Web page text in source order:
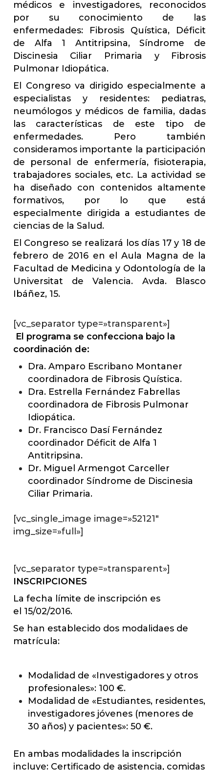
médicos e investigadores, reconocidos
por su conocimiento de las
enfermedades: Fibrosis Quística, Déficit
de Alfa 1 Antitripsina, Síndrome de
Discinesia Ciliar Primaria y Fibrosis
Pulmonar Idiopática.
El Congreso va dirigido especialmente a
especialistas y residentes: pediatras,
neumólogos y médicos de familia, dadas
las características de este tipo de
enfermedades. Pero también
consideramos importante la participación
de personal de enfermería, fisioterapia,
trabajadores sociales, etc. La actividad se
ha diseñado con contenidos altamente
formativos, por lo que está
especialmente dirigida a estudiantes de
ciencias de la Salud.
El Congreso se realizará los días 17 y 18 de
febrero de 2016 en el Aula Magna de la
Facultad de Medicina y Odontología de la
Universitat de Valencia. Avda. Blasco
Ibáñez, 15.
[vc_separator type=»transparent»]
El programa se confecciona bajo la
coordinación de:
Dra. Amparo Escribano Montaner
coordinadora de Fibrosis Quística.
Dra. Estrella Fernández Fabrellas
coordinadora de Fibrosis Pulmonar
Idiopática.
Dr. Francisco Dasí Fernández
coordinador Déficit de Alfa 1
Antitripsina.
Dr. Miguel Armengot Carceller
coordinador Síndrome de Discinesia
Ciliar Primaria.
[vc_single_image image=»52121″
img_size=»full»]
[vc_separator type=»transparent»]
INSCRIPCIONES
La fecha límite de inscripción es
el 15/02/2016.
Se han establecido dos modalidaes de
matrícula:
Modalidad de «Investigadores y otros
profesionales»: 100 €.
Modalidad de «Estudiantes, residentes,
investigadores jóvenes (menores de
30 años) y pacientes»: 50 €.
En ambas modalidades la inscripción
incluye: Certificado de asistencia, comidas